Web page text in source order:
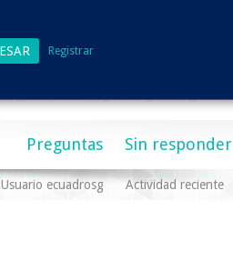
Registrar
Preguntas Sin responder
Usuario ecuadrosg Actividad reciente